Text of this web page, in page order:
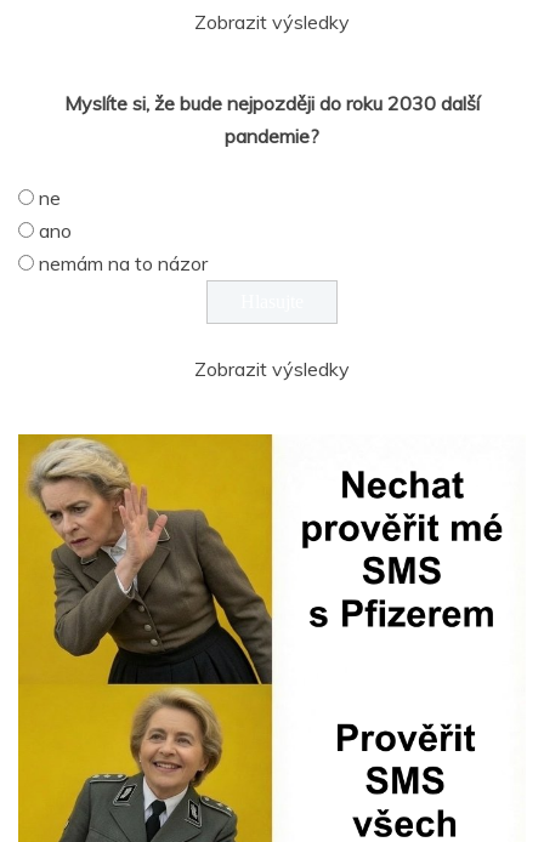
Zobrazit výsledky
Myslíte si, že bude nejpozději do roku 2030 další
pandemie?
ne
ano
nemám na to názor
Zobrazit výsledky